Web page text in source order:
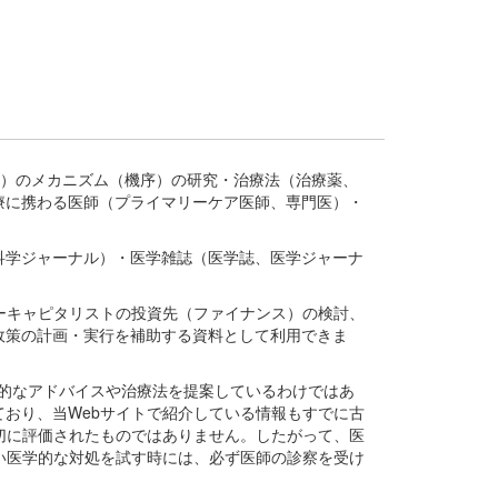
メカニズム（機序）の研究・治療法（治療薬、
携わる医師（プライマリーケア医師、専門医）・
ジャーナル）・医学雑誌（医学誌、医学ジャーナ
ャピタリストの投資先（ファイナンス）の検討、
の計画・実行を補助する資料として利用できま
アドバイスや治療法を提案しているわけではあ
り、当Webサイトで紹介している情報もすでに古
評価されたものではありません。したがって、医
学的な対処を試す時には、必ず医師の診察を受け